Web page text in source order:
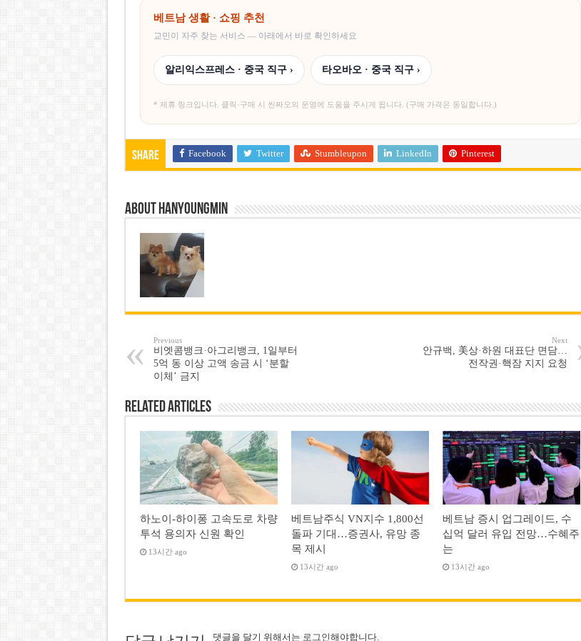
베트남 생활 · 쇼핑 추천
교민이 자주 찾는 서비스 — 아래에서 바로 확인하세요
알리익스프레스 · 중국 직구 › 타오바오 · 중국 직구 ›
* 제휴 링크입니다. 클릭·구매 시 씬짜오의 운영에 도움을 주시게 됩니다. (구매 가격은 동일합니다.)
Share Facebook Twitter Stumbleupon LinkedIn Pinterest
About hanyoungmin
Previous
비엣콤뱅크·아그리뱅크, 1일부터
5억 동 이상 고액 송금 시 ‘분할
이체’ 금지
Next
안규백, 美상·하원 대표단 면담…
전작권·핵잠 지지 요청
Related Articles
하노이-하이퐁 고속도로 차량
투석 용의자 신원 확인
13시간 ago
베트남주식 VN지수 1,800선
돌파 기대…증권사, 유망 종
목 제시
13시간 ago
베트남 증시 업그레이드, 수
십억 달러 유입 전망…수혜주
는
13시간 ago
댓글을 달기 위해서는 로그인해야합니다.